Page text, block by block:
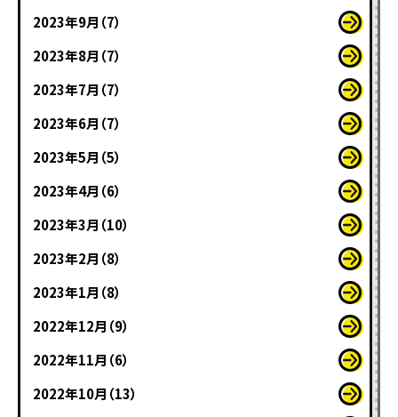
2023年9月（7）
2023年8月（7）
2023年7月（7）
2023年6月（7）
2023年5月（5）
2023年4月（6）
2023年3月（10）
2023年2月（8）
2023年1月（8）
2022年12月（9）
2022年11月（6）
2022年10月（13）